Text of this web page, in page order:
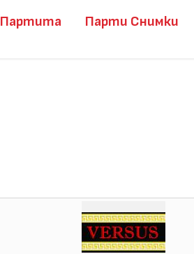
Партита Парти Снимки